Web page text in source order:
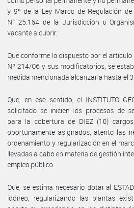
y 9º de la Ley Marco de Regulación
N° 25.164 de la Jurisdicción u
vacante a cubrir.
Que conforme lo dispuesto por el
Nº 214/06 y sus modificatorios, se
medida mencionada alcanzaría hasta el
Que, en ese sentido, el INSTITUTO
solicitado se inicien los procesos de
para la cobertura de DIEZ (10)
oportunamente asignados, atento las
ordenamiento y regularización en el
llevadas a cabo en materia de gestión
empleo público.
Que, se estima necesario dotar al
idóneo, regularizando las plantas